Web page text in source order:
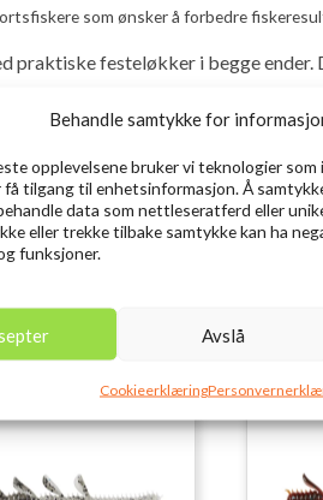
Behandle samtykke for
opplevelsene bruker vi teknologier
få tilgang til enhetsinformasjon. Å
data som nettleseratferd eller
eller trekke tilbake samtykke kan ha
funksjoner.
Avslå
Cookieerklæring
som ønsker å forbedre
praktiske festeløkker i begge
at det synker raskt i vannet, selv
fra lette 5 gram til solide 500
slik at du kan tilpasse antallet
sjansene for en vellykket fisketur!